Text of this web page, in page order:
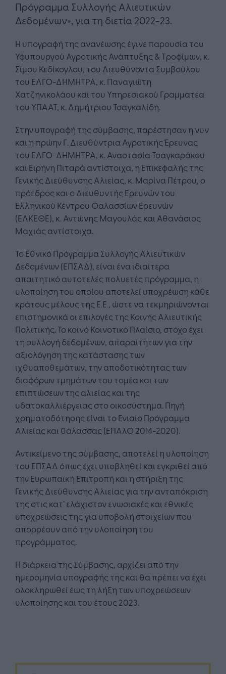
Πρόγραμμα Συλλογής Αλιευτικών
Δεδομένων», για τη διετία 2022-23.
Η υπογραφή της ανανέωσης έγινε παρουσία του
Υφυπουργού Αγροτικής Ανάπτυξης & Τροφίμων, κ.
Σίμου Κεδίκογλου, του Διευθύνοντα Συμβούλου
του ΕΛΓΟ-ΔΗΜΗΤΡΑ, κ. Παναγιώτη
Χατζηνικολάου και του Υπηρεσιακού Γραμματέα
του ΥΠΑΑΤ, κ. Δημήτριου Τσαγκαλίδη.
Στην υπογραφή της σύμβασης, παρέστησαν η νυν
και η πρώην Γ. Διευθύντρια Αγροτικής Έρευνας
του ΕΛΓΟ-ΔΗΜΗΤΡΑ, κ. Αναστασία Τσαγκαράκου
και Ειρήνη Πιταρά αντίστοιχα, η Επικεφαλής της
Γενικής Διεύθυνσης Αλιείας, κ. Μαρίνα Πέτρου, ο
πρόεδρος και ο Διευθυντής Ερευνών του
Ελληνικού Κέντρου Θαλασσίων Ερευνών
(ΕΛΚΕΘΕ), κ. Αντώνης Μαγουλάς και Αθανάσιος
Μαχιάς αντίστοιχα.
Το Εθνικό Πρόγραμμα Συλλογής Αλιευτικών
Δεδομένων (ΕΠΣΑΔ), είναι ένα ιδιαίτερα
απαιτητικό αυτοτελές πολυετές πρόγραμμα, η
υλοποίηση του οποίου αποτελεί υποχρέωση κάθε
κράτους μέλους της Ε.Ε., ώστε να τεκμηριώνονται
επιστημονικά οι επιλογές της Κοινής Αλιευτικής
Πολιτικής. Το κοινό Κοινοτικό Πλαίσιο, στόχο έχει
τη συλλογή δεδομένων, απαραίτητων για την
αξιολόγηση της κατάστασης των
ιχθυαποθεμάτων, την αποδοτικότητας των
διαφόρων τμημάτων του τομέα και των
επιπτώσεων της αλιείας και της
υδατοκαλλιέργειας στο οικοσύστημα. Πηγή
χρηματοδότησης είναι το Ενιαίο Πρόγραμμα
Αλιείας και θάλασσας (ΕΠΑλΘ 2014-2020).
Αντικείμενο της σύμβασης, αποτελεί η υλοποίηση
του ΕΠΣΑΔ όπως έχει υποβληθεί και εγκριθεί από
την Ευρωπαϊκή Επιτροπή και η στήριξη της
Γενικής Διεύθυνσης Αλιείας για την ανταπόκριση
της στις κατ’ ελάχιστον ενωσιακές και εθνικές
υποχρεώσεις της για υποβολή στοιχείων που
απορρέουν από την υλοποίηση του
προγράμματος.
Η διάρκεια της Σύμβασης, αρχίζει από την
ημερομηνία υπογραφής της και θα πρέπει να έχει
ολοκληρωθεί έως τη λήξη των υποχρεώσεων
υλοποίησης και του έτους 2023.